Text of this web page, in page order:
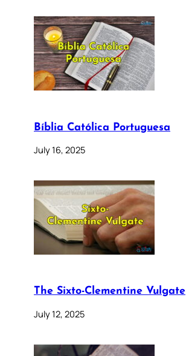
Bíblia Católica Portuguesa
July 16, 2025
The Sixto-Clementine Vulgate
July 12, 2025